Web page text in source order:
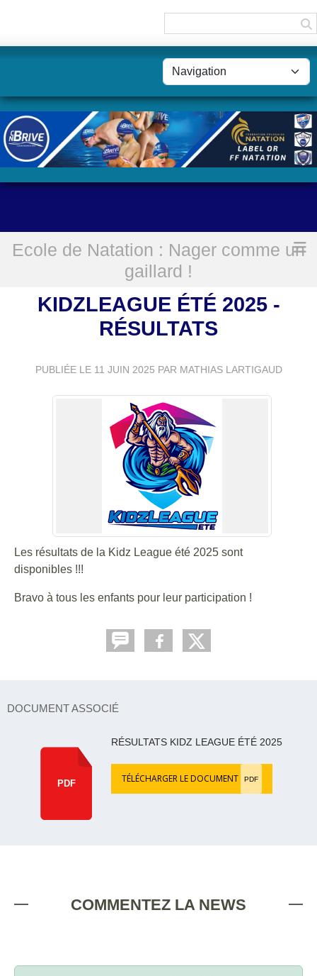
Ecole de Natation : Nager comme un
gaillard !
Accueil KidzLeague été 2025 - Résultats
KIDZLEAGUE ÉTÉ 2025 -
RÉSULTATS
PUBLIÉE LE 11 JUIN 2025 PAR MATHIAS LARTIGAUD
Les résultats de la Kidz League été 2025 sont
disponibles !!!
Bravo à tous les enfants pour leur participation !
DOCUMENT ASSOCIÉ
PDF
RÉSULTATS KIDZ LEAGUE ÉTÉ 2025
TÉLÉCHARGER LE DOCUMENT PDF
COMMENTEZ LA NEWS